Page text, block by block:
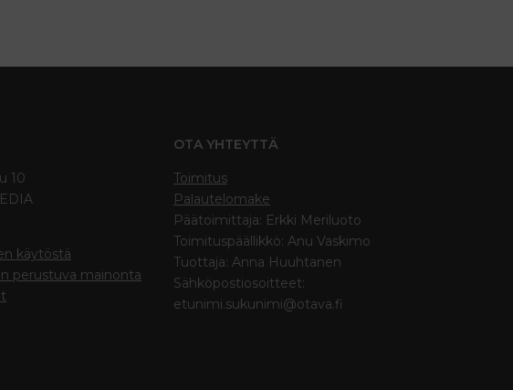
10
käytöstä
perustuva mainonta
OTA YHTEYTTÄ
Toimitus
Palautelomake
Päätoimittaja: Erkki Meriluoto
Toimituspäällikkö: Anu Vaskimo
Tuottaja: Anna Huuhtanen
Sähköpostiosoitteet:
etunimi.sukunimi@otava.fi